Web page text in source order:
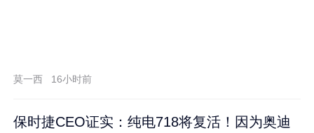
莫一西 16小时前
保时捷CEO证实：纯电718将复活！因为奥迪